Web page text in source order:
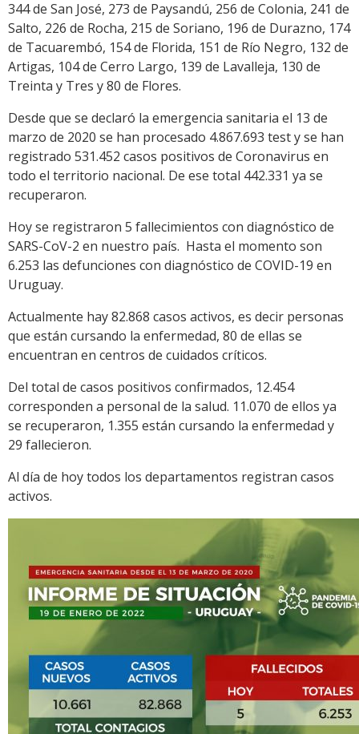
344 de San José, 273 de Paysandú, 256 de Colonia, 241 de
Salto, 226 de Rocha, 215 de Soriano, 196 de Durazno, 174
de Tacuarembó, 154 de Florida, 151 de Río Negro, 132 de
Artigas, 104 de Cerro Largo, 139 de Lavalleja, 130 de
Treinta y Tres y 80 de Flores.
Desde que se declaró la emergencia sanitaria el 13 de
marzo de 2020 se han procesado 4.867.693 test y se han
registrado 531.452 casos positivos de Coronavirus en
todo el territorio nacional. De ese total 442.331 ya se
recuperaron.
Hoy se registraron 5 fallecimientos con diagnóstico de
SARS-CoV-2 en nuestro país. Hasta el momento son
6.253 las defunciones con diagnóstico de COVID-19 en
Uruguay.
Actualmente hay 82.868 casos activos, es decir personas
que están cursando la enfermedad, 80 de ellas se
encuentran en centros de cuidados críticos.
Del total de casos positivos confirmados, 12.454
corresponden a personal de la salud. 11.070 de ellos ya
se recuperaron, 1.355 están cursando la enfermedad y
29 fallecieron.
Al día de hoy todos los departamentos registran casos
activos.